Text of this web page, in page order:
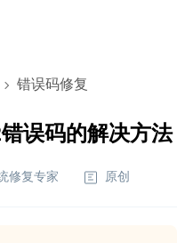
错误码修复
误码的解决方法
修复专家 原创